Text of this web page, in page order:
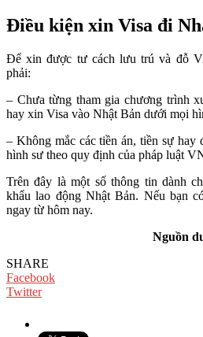
Điều kiện xin Visa đi
Để xin được tư cách lưu trú và đỗ
phải:
– Chưa từng tham gia chương trình
hay xin Visa vào Nhật Bản dưới mọi
– Không mắc các tiền án, tiền sự hay
hình sư theo quy định của pháp luật
Trên đây là một số thông tin dành
khẩu lao động Nhật Bản. Nếu bạn
ngay từ hôm nay.
Nguồn
SHARE
Facebook
Twitter